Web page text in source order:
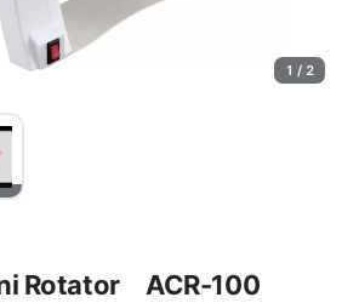
1 / 2
Rotator ACR-100